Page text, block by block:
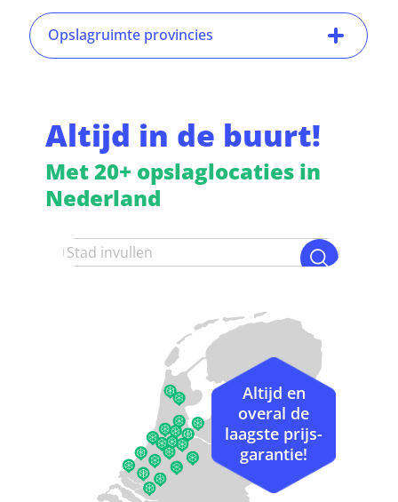
Opslagruimte provincies
Altijd in de buurt!
Met 20+ opslaglocaties in
Nederland
Altijd en
overal de
laagste prijs-
garantie!